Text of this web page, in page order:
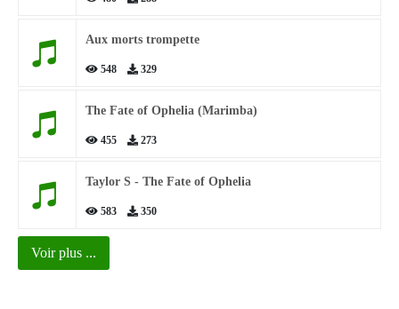
Aux morts trompette
548 329
The Fate of Ophelia (Marimba)
455 273
Taylor S - The Fate of Ophelia
583 350
Voir plus ...